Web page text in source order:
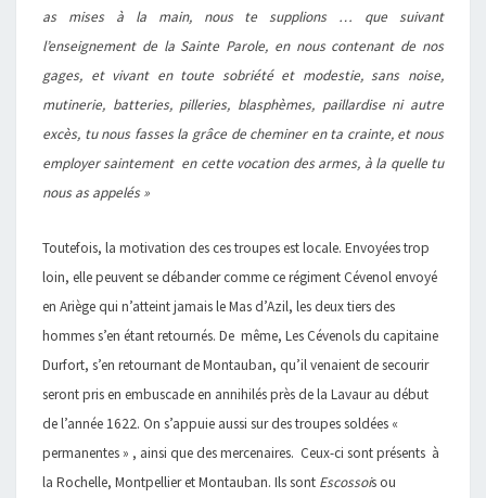
as mises à la main, nous te supplions … que suivant
l’enseignement de la Sainte Parole, en nous contenant de nos
gages, et vivant en toute sobriété et modestie, sans noise,
mutinerie, batteries, pilleries, blasphèmes, paillardise ni autre
excès, tu nous fasses la grâce de cheminer en ta crainte, et nous
employer saintement en cette vocation des armes, à la quelle tu
nous as appelés »
Toutefois, la motivation des ces troupes est locale. Envoyées trop
loin, elle peuvent se débander comme ce régiment Cévenol envoyé
en Ariège qui n’atteint jamais le Mas d’Azil, les deux tiers des
hommes s’en étant retournés. De même, Les Cévenols du capitaine
Durfort, s’en retournant de Montauban, qu’il venaient de secourir
seront pris en embuscade en annihilés près de la Lavaur au début
de l’année 1622. On s’appuie aussi sur des troupes soldées «
permanentes » , ainsi que des mercenaires. Ceux-ci sont présents à
la Rochelle, Montpellier et Montauban. Ils sont Escossois ou